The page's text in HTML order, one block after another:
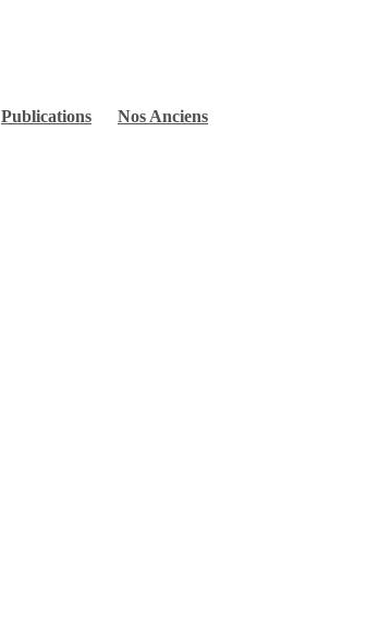
Publications Nos Anciens